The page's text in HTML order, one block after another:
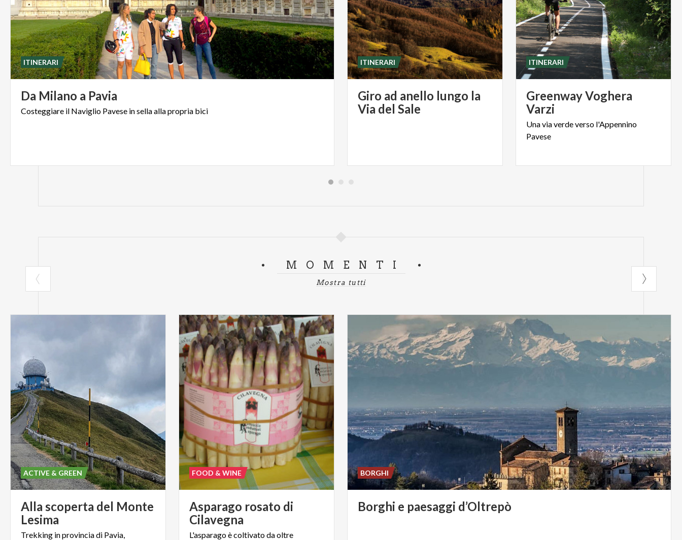
Da Milano a Pavia
Costeggiare il Naviglio Pavese insellaallapropria bici
ITINERARI
Giro ad anello lungo la
Via del Sale
ITINERARI
Greenway Voghera
Varzi
Unaviaverdeverso l'Appennino
Pavese
ITINERARI
MOMENTI
Mostra tutti
Alla scoperta del Monte
Lesima
Trekking inprovinciadi Pavia,
ACTIVE & GREEN
Asparago rosato di
Cilavegna
L'asparago è coltivato da oltre
FOOD & WINE
Borghi e paesaggi d’Oltrepò
BORGHI